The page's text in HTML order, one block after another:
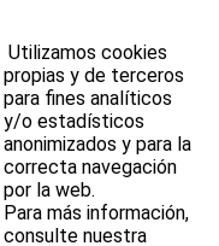
Utilizamos cookies
propias y de terceros
para fines analíticos
y/o estadísticos
anonimizados y para la
correcta navegación
por la web.
Para más información,
consulte nuestra